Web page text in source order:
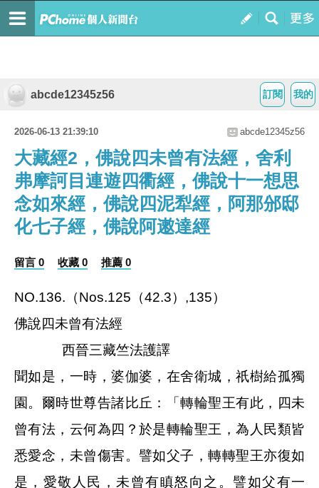
我的
訂閱
abcde12345z56
2026-06-13 21:39:10 abcde12345z56
大藏經2，佛說四未曾有法經，舍利
弗摩訶目連遊四衢經，佛說十一想思
念如來經，佛說四泥犁經，阿那邠邸
化七子經，佛說阿遫達經
留言 0 收藏 0 推薦 0
NO.136. （Nos.125 （42.3） ,135）
佛說四未曾有法經
西晉三藏竺法護譯
聞如是，一時，婆伽婆，在舍衛城，祇樹給孤獨
園。爾時世尊告諸比丘：「轉輪聖王有此，四未
曾有法，云何為四？於是轉輪聖王，為人民類皆
悉愛念，未曾傷害。譬如父子，轉轉聖王亦復如
是，愛敬人民，未曾有瞋怒向之。譬如父有一